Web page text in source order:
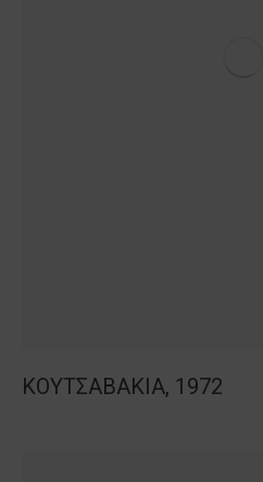
ΚΟΥΤΣΑΒΑΚΙΑ, 1972